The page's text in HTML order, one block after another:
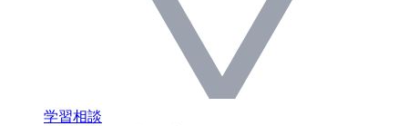
学習相談